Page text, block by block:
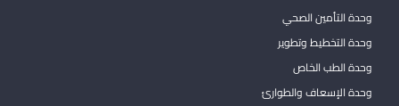
وحدة التأمين الصحي
وحدة التخطيط وتطوير
وحدة الطب الخاص
وحدة الإسعاف والطوارئ